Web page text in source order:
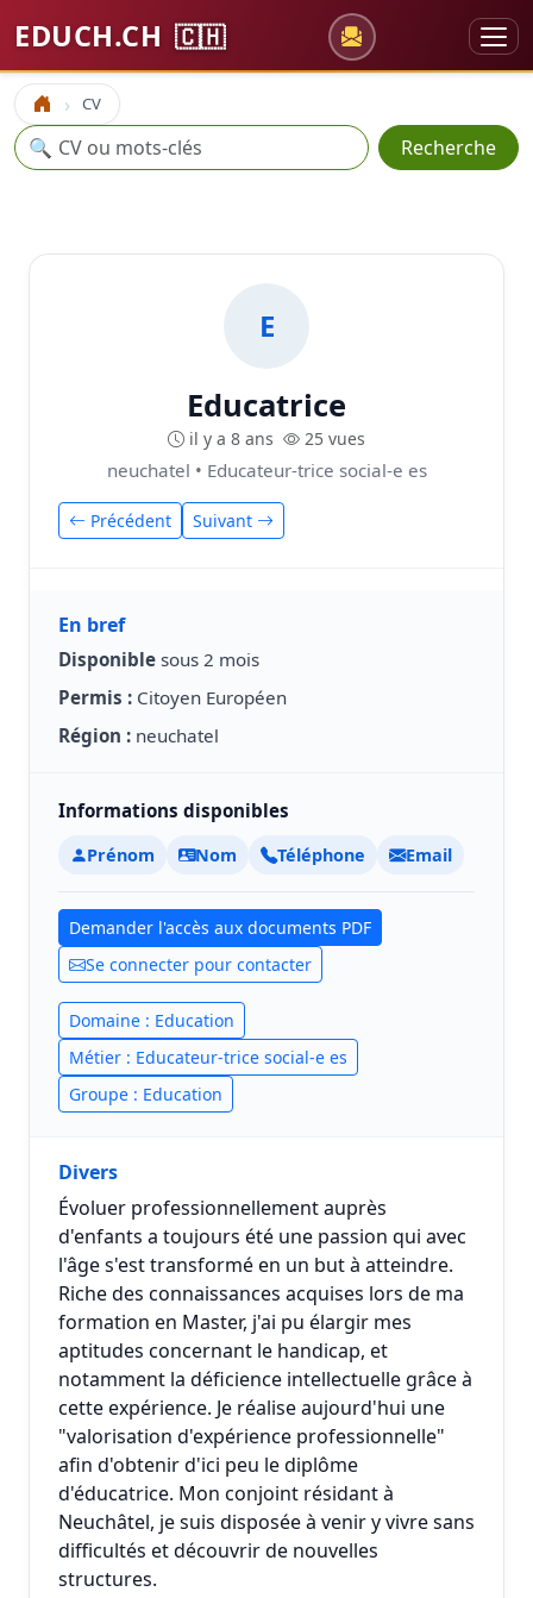
EDUCH.CH 🇨🇭
Accueil CV
Recherche
🔍 Recherche
E
Educatrice
il y a 8 ans 25 vues
neuchatel • Educateur-trice social-e es
Précédent Suivant
En bref
Disponible sous 2 mois
Permis : Citoyen Européen
Région : neuchatel
Informations disponibles
Prénom Nom Téléphone Email
Demander l'accès aux documents PDF
Se connecter pour contacter
Domaine : Education
Métier : Educateur-trice social-e es
Groupe : Education
Divers
Évoluer professionnellement auprès
d'enfants a toujours été une passion qui avec
l'âge s'est transformé en un but à atteindre.
Riche des connaissances acquises lors de ma
formation en Master, j'ai pu élargir mes
aptitudes concernant le handicap, et
notamment la déficience intellectuelle grâce à
cette expérience. Je réalise aujourd'hui une
"valorisation d'expérience professionnelle"
afin d'obtenir d'ici peu le diplôme
d'éducatrice. Mon conjoint résidant à
Neuchâtel, je suis disposée à venir y vivre sans
difficultés et découvrir de nouvelles
structures.